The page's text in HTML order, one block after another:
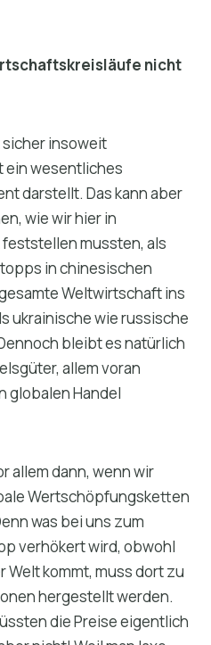
nicht
sicher insoweit
ein wesentliches
darstellt. Das kann aber
wie wir hier in
mussten, als
in chinesischen
Weltwirtschaft ins
ukrainische wie russische
bleibt es natürlich
allem voran
globalen Handel
allem dann, wenn wir
Wertschöpfungsketten
was bei uns zum
verhökert wird, obwohl
Welt kommt, muss dort zu
hergestellt werden.
die Preise eigentlich